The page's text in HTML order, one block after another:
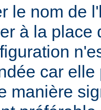
le nom de
à la place
car
manière